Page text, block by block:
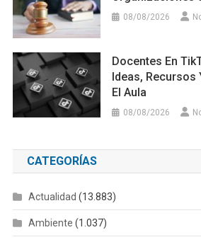
08/08/2026
Docentes En
Ideas, Recursos
El Aula
08/08/2026
CATEGORÍAS
Actualidad (13.883)
Ambiente (1.037)